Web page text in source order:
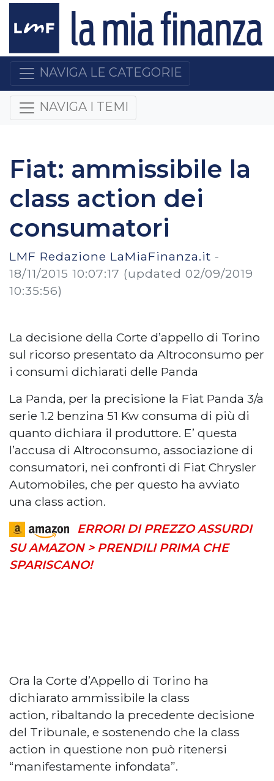
NAVIGA LE CATEGORIE
NAVIGA I TEMI
Fiat: ammissibile la
class action dei
consumatori
LMF Redazione LaMiaFinanza.it -
18/11/2015 10:07:17 (updated 02/09/2019
10:35:56)
La decisione della Corte d’appello di Torino
sul ricorso presentato da Altroconsumo per
i consumi dichiarati delle Panda
La Panda, per la precisione la Fiat Panda 3/a
serie 1.2 benzina 51 Kw consuma di più di
quanto dichiara il produttore. E’ questa
l’accusa di Altroconsumo, associazione di
consumatori, nei confronti di Fiat Chrysler
Automobiles, che per questo ha avviato
una class action.
ERRORI DI PREZZO ASSURDI
SU AMAZON > PRENDILI PRIMA CHE
SPARISCANO!
Ora la Corte d’Appello di Torino ha
dichiarato ammissibile la class
action, ribaltando la precedente decisione
del Tribunale, e sostenendo che la class
action in questione non può ritenersi
“manifestamente infondata”.